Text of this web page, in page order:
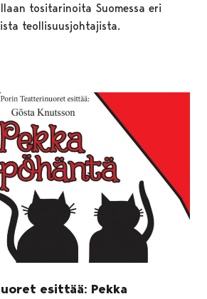
tositarinoita Suomessa eri
teollisuusjohtajista.
esittää: Pekka